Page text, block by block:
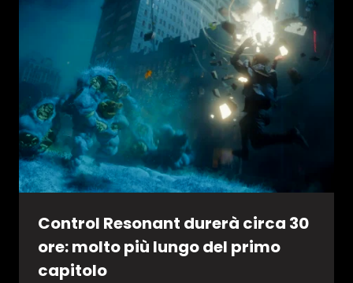
Control Resonant durerà circa 30
ore: molto più lungo del primo
capitolo